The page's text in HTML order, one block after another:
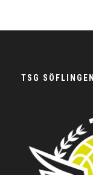
TSG SÖFLINGEN